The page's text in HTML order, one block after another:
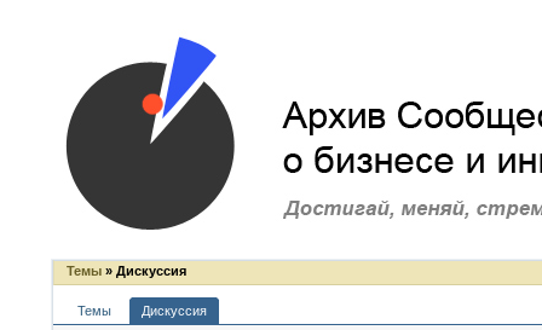
Темы » Дискуссия
Темы Дискуссия